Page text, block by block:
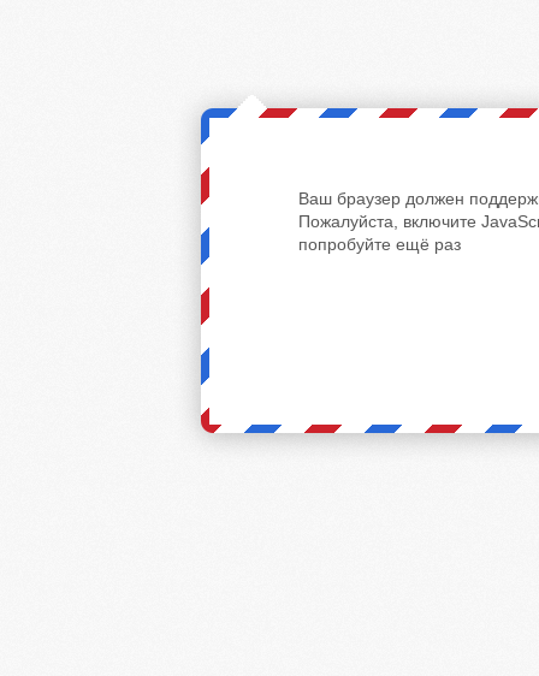
Ваш браузер должен
Пожалуйста, включите
попробуйте ещё раз